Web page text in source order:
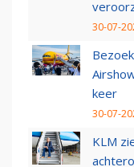
30-07-
keer
30-07-
KLM